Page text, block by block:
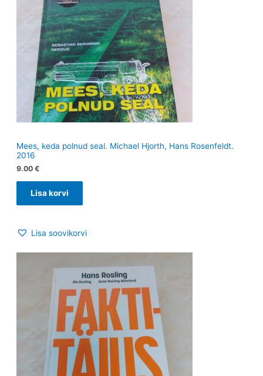
Mees, keda polnud seal. Michael Hjorth, Hans Rosenfeldt.
2016
9.00 €
Lisa korvi
Lisa soovikorvi